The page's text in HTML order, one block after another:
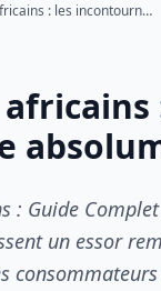
Produits africains : les incontournables à connaître absolument
: Guide
un essor